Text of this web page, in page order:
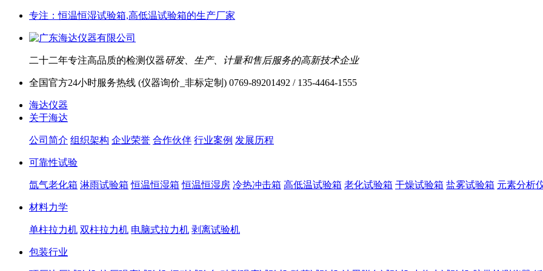
专注：恒温恒湿试验箱,高低温试验箱的生产厂家
二十二年专注高品质的检测仪器研发、生产、计量和售后服务的高新技术企业
全国官方24小时服务热线 (仪器询价_非标定制) 0769-89201492 / 135-4464-1555
海达仪器
关于海达
公司简介 组织架构 企业荣誉 合作伙伴 行业案例 发展历程
可靠性试验
氙气老化箱 淋雨试验箱 恒温恒湿箱 恒温恒湿房 冷热冲击箱 高低温试验箱 老化试验箱 干燥试验箱 盐雾试验箱 元素分析
材料力学
单柱拉力机 双柱拉力机 电脑式拉力机 剥离试验机
包装行业